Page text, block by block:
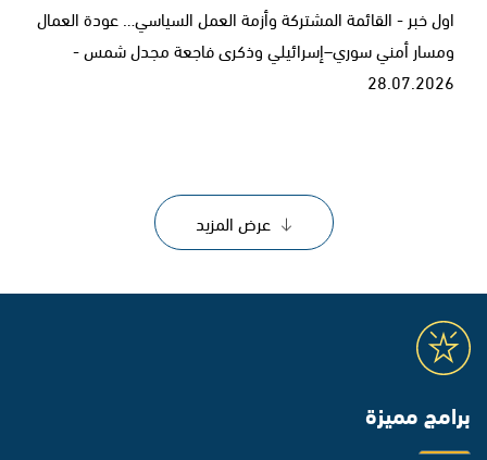
اول خبر - القائمة المشتركة وأزمة العمل السياسي… عودة العمال
ومسار أمني سوري–إسرائيلي وذكرى فاجعة مجدل شمس -
28.07.2026
عرض المزيد
برامج مميزة